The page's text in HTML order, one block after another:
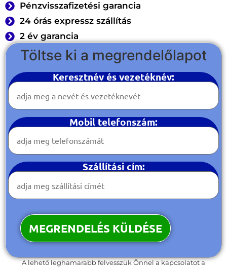
Pénzvisszafizetési garancia
24 órás expressz szállítás
2 év garancia
Töltse ki a megrendelőlapot
Keresztnév és vezetéknév:
Mobil telefonszám:
Szállítási cím:
A lehető leghamarabb felvesszük Önnel a kapcsolatot a